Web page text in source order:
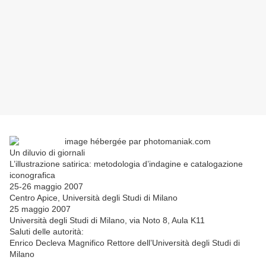
Un diluvio di giornali
L’illustrazione satirica: metodologia d’indagine e catalogazione
iconografica
25-26 maggio 2007
Centro Apice, Università degli Studi di Milano
25 maggio 2007
Università degli Studi di Milano, via Noto 8, Aula K11
Saluti delle autorità:
Enrico Decleva Magnifico Rettore dell’Università degli Studi di
Milano